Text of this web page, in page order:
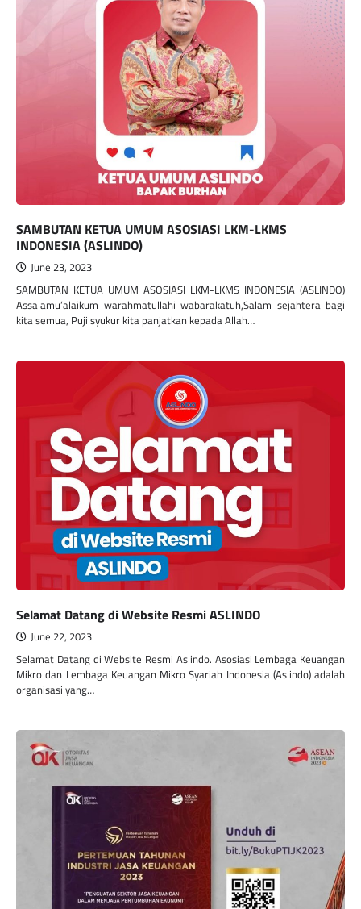
SAMBUTAN KETUA UMUM ASOSIASI LKM-LKMS
INDONESIA (ASLINDO)
June 23, 2023
SAMBUTAN KETUA UMUM ASOSIASI LKM-LKMS INDONESIA (ASLINDO)
Assalamu’alaikum warahmatullahi wabarakatuh,Salam sejahtera bagi
kita semua, Puji syukur kita panjatkan kepada Allah…
Selamat Datang di Website Resmi ASLINDO
June 22, 2023
Selamat Datang di Website Resmi Aslindo. Asosiasi Lembaga Keuangan
Mikro dan Lembaga Keuangan Mikro Syariah Indonesia (Aslindo) adalah
organisasi yang…